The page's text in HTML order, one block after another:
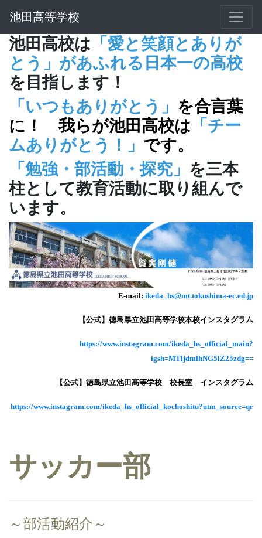
池田高等学校
池田高校は 「愛と笑顔とありが
とう」があふれる日本一の高校
を目指します！
「いつもありがとう」 を合言葉
に！ 我らが池田高校は 「チー
ムありがとう！」 です。
「勉強・部活動・探究」 を三本
柱として教育活動に取り組んで
います。
E-mail: ikeda_hs@mt.tokushima-ec.ed.jp
【公式】徳島県立池田高等学校本校インスタグラム
https://www.instagram.com/ikeda_hs_official_main?
igsh=MTljdmlhNG5lZ25zdg==
【公式】徳島県立池田高等学校 校長室 インスタグラム
https://www.instagram.com/ikeda_hs_official_kochoshitu?utm_source=qr
サッカー部
～部活動紹介～